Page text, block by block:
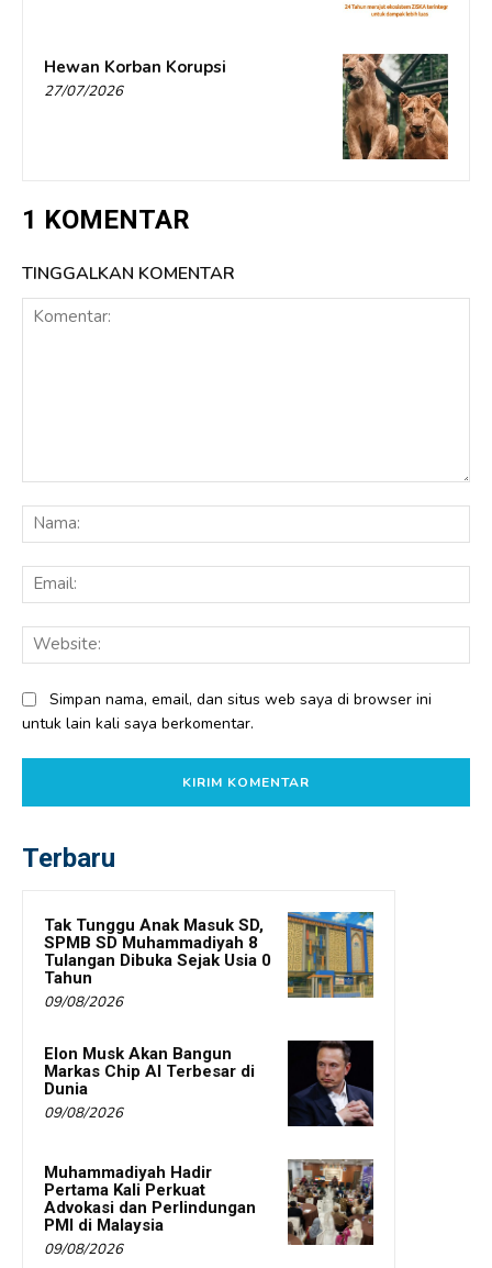
Hewan Korban Korupsi
27/07/2026
1 KOMENTAR
TINGGALKAN KOMENTAR
Simpan nama, email, dan situs web saya di browser ini
untuk lain kali saya berkomentar.
Terbaru
Tak Tunggu Anak Masuk SD,
SPMB SD Muhammadiyah 8
Tulangan Dibuka Sejak Usia 0
Tahun
09/08/2026
Elon Musk Akan Bangun
Markas Chip AI Terbesar di
Dunia
09/08/2026
Muhammadiyah Hadir
Pertama Kali Perkuat
Advokasi dan Perlindungan
PMI di Malaysia
09/08/2026